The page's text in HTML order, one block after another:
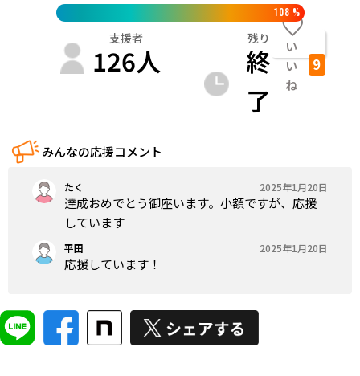
108 %
支援者
126人
残り
終
了
い
い
ね
9
みんなの応援コメント
たく 2025年1月20日
達成おめでとう御座います。小額ですが、応援
しています
平田 2025年1月20日
応援しています！